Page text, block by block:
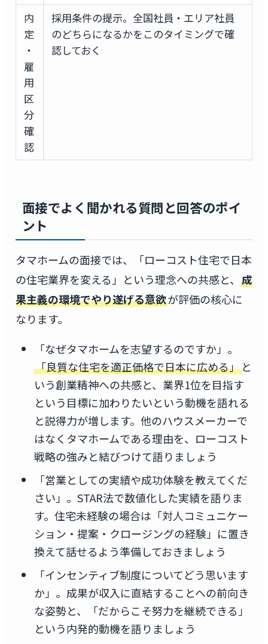
内
定
・
雇
用
区
分
確
認
採用条件の提示。全国社員・エリア社員
のどちらになるかをこのタイミングで確
認しておく
面接でよく聞かれる質問と回答のポイ
ント
タマホームの面接では、「ローコスト住宅で日本
の住宅業界を変える」という理念への共感と、 成
果主義の環境でやり遂げる意欲が評価の核心に
なります。
「なぜタマホームを志望するのですか」。
「良質な住宅を適正価格で日本に広める」と
いう創業精神への共感と、業界1位を目指す
という目標に加わりたいという動機を語れる
と説得力が増します。他のハウスメーカーで
はなくタマホームである理由を、ローコスト
戦略の強みと結びつけて語りましょう
「営業としての実績や成功体験を教えてくだ
さい」。STAR法で数値化した実績を語りま
す。住宅未経験の場合は「対人コミュニケー
ション・提案・クロージングの経験」に置き
換えて話せるよう準備しておきましょう
「インセンティブ制度についてどう思います
か」。成果が収入に直結することへの前向き
な姿勢と、「だからこそ努力を継続できる」
という内発的動機を語りましょう